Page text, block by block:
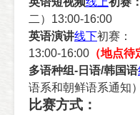
二） 13:00-16:00
英语演讲线下初赛：
13:00-16:00 （地点待
多语种组- 日语/韩国语
语系和朝鲜语系通知）
比赛方式：